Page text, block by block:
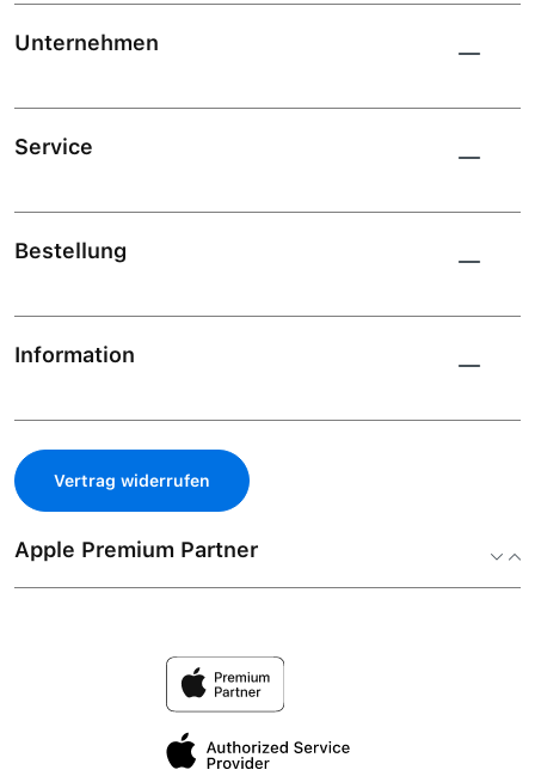
Unternehmen
Service
Bestellung
Information
Vertrag widerrufen
Apple Premium Partner